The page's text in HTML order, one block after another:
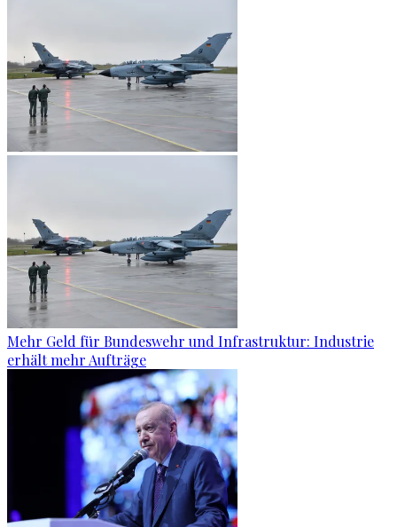
Mehr Geld für Bundeswehr und Infrastruktur: Industrie
erhält mehr Aufträge